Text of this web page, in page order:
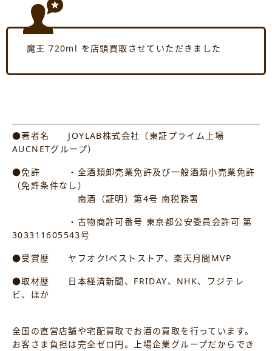
魔王 720ml を店頭買取させていただきました
●著者名 JOYLAB株式会社（東証プライム上場
AUCNETグループ）
●免許 ・全酒類卸売業免許及び一般酒類小売業免許
（免許条件なし）
南酒（証明）第4号 南税務署
・古物商許可番号 東京都公安委員会許可 第
303311605543号
●受賞歴 ヤフオク!ベストストア、楽天月間MVP
●取材歴 日本経済新聞、FRIDAY、NHK、フジテレ
ビ、ほか
全国の直営店舗や宅配買取でお酒の買取を行っています。
お客さま負担は完全ゼロ円。上場企業グループだからでき